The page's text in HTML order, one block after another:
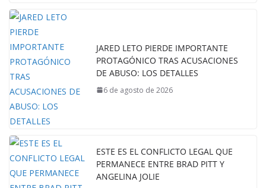
JARED LETO PIERDE IMPORTANTE
PROTAGÓNICO TRAS ACUSACIONES
DE ABUSO: LOS DETALLES
6 de agosto de 2026
ESTE ES EL CONFLICTO LEGAL QUE
PERMANECE ENTRE BRAD PITT Y
ANGELINA JOLIE